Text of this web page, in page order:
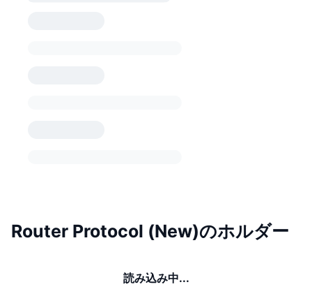
Router Protocol (New)のホルダー
読み込み中...